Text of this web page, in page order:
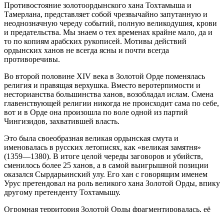
Противостояние золотоордынского хана Тохтамыша и
Тамерлана, представляет собой чрезвычайно запутанную и
неоднозначную череду событий, полную великодушия, крови
и предательства. Мы знаем о тех временах крайне мало, да и
то по копиям арабских рукописей. Мотивы действий
ордынских ханов не всегда ясны и почти всегда
противоречивы.
Во второй половине XIV века в Золотой Орде поменялась
религия и правящая верхушка. Вместо веротерпимости и
несторианства большинства ханов, возобладал ислам. Смена
главенствующей религии никогда не происходит сама по себе,
вот и в Орде она произошла по воле одной из партий
Чингизидов, захватившей власть.
Это была своеобразная великая ордынская смута и
именовалась в русских летописях, как «великая замятня»
(1359—1380). В итоге целой череды заговоров и убийств,
сменилось более 25 ханов, а в самой выигрышной позиции
оказался Сырдарьинский улу. Его хан с говорящим именем
Урус претендовал на роль великого хана Золотой Орды, впику
другому претенденту Тохтамышу.
Огромная территория Золотой Орды фрагментировалась, её